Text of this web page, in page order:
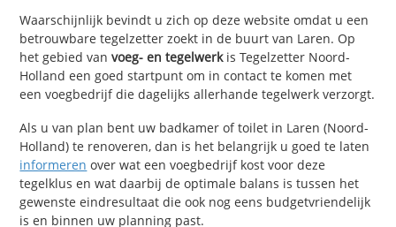
Waarschijnlijk bevindt u zich op deze website omdat u een
betrouwbare tegelzetter zoekt in de buurt van Laren. Op
het gebied van voeg- en tegelwerkis Tegelzetter Noord-
Holland een goed startpunt om in contact te komen met
een voegbedrijf die dagelijks allerhande tegelwerk verzorgt.
Als u van plan bent uw badkamer of toilet in Laren (Noord-
Holland) te renoveren, dan is het belangrijk u goed te laten
informeren over wat een voegbedrijf kost voor deze
tegelklus en wat daarbij de optimale balans is tussen het
gewenste eindresultaat die ook nog eens budgetvriendelijk
is en binnen uw planning past.